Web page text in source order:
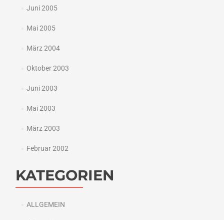
Juni 2005
Mai 2005
März 2004
Oktober 2003
Juni 2003
Mai 2003
März 2003
Februar 2002
KATEGORIEN
ALLGEMEIN